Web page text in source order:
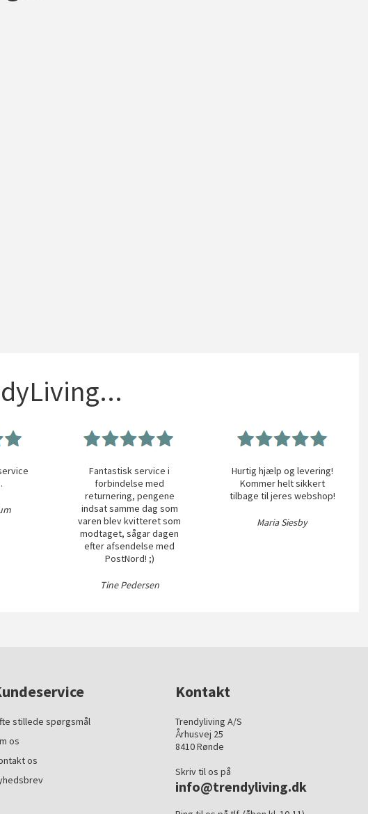
Fantastisk service i
forbindelse med
returnering, pengene
indsat samme dag som
varen blev kvitteret som
modtaget, sågar dagen
efter afsendelse med
PostNord! ;)
Tine Pedersen
Hurtig hjælp og levering!
Kommer helt sikkert
tilbage til jeres webshop!
Maria Siesby
stillede spørgsmål
os
os
Kontakt
Trendyliving A/S
Århusvej 25
8410 Rønde
Skriv til os på
info@trendyliving.dk